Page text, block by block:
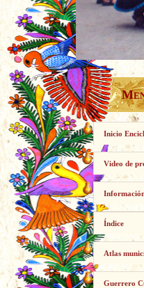
Inicio
Video de
Índice
Atlas
Guerrero